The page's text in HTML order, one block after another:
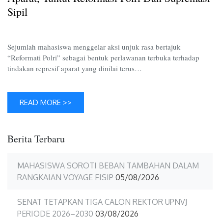
Sipil
Sejumlah mahasiswa menggelar aksi unjuk rasa bertajuk
“Reformati Polri” sebagai bentuk perlawanan terbuka terhadap
tindakan represif aparat yang dinilai terus…
READ MORE >>
Berita Terbaru
MAHASISWA SOROTI BEBAN TAMBAHAN DALAM
RANGKAIAN VOYAGE FISIP 05/08/2026
SENAT TETAPKAN TIGA CALON REKTOR UPNVJ
PERIODE 2026–2030 03/08/2026